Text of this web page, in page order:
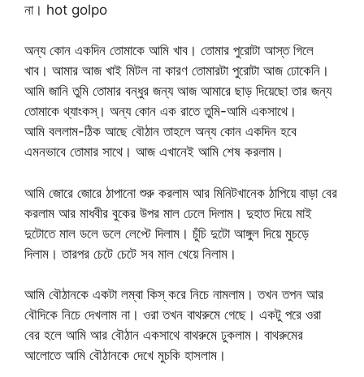
না। hot golpo
অন্য কোন একদিন তোমাকে আমি খাব। তোমার পুরোটা আস্ত গিলে
খাব। আমার আজ খাই মিটল না কারণ তোমারটা পুরোটা আজ ঢোকেনি।
আমি জানি তুমি তোমার বন্ধুর জন্য আজ আমারে ছাড় দিয়েছো তার জন্য
তোমাকে থ্যাংকস্। অন্য কোন এক রাতে তুমি-আমি একসাথে।
আমি বললাম-ঠিক আছে বৌঠান তাহলে অন্য কোন একদিন হবে
এমনভাবে তোমার সাথে। আজ এখানেই আমি শেষ করলাম।
আমি জোরে জোরে ঠাপানো শুরু করলাম আর মিনিটখানেক ঠাপিয়ে বাড়া বের
করলাম আর মাধবীর বুকের উপর মাল ঢেলে দিলাম। দুহাত দিয়ে মাই
দুটোতে মাল ডলে ডলে লেপ্টে দিলাম। চুঁচি দুটো আঙ্গুল দিয়ে মুচড়ে
দিলাম। তারপর চেটে চেটে সব মাল খেয়ে নিলাম।
আমি বৌঠানকে একটা লম্বা কিস্ করে নিচে নামলাম। তখন তপন আর
বৌদিকে নিচে দেখলাম না। ওরা তখন বাথরুমে গেছে। একটু পরে ওরা
বের হলে আমি আর বৌঠান একসাথে বাথরুমে ঢুকলাম। বাথরুমের
আলোতে আমি বৌঠানকে দেখে মুচকি হাসলাম।